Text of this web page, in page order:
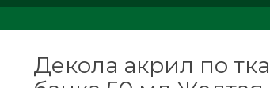
Декола акрил по